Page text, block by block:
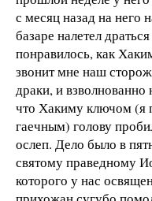
с месяц назад на него
базаре налетел
понравилось, как
звонит мне наш
драки, и
что Хакиму ключом (я
гаечным) голову
ослеп. Дело было в
святому праведному
которого у нас